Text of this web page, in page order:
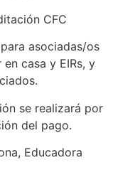
CFC
asociadas/os
casa y EIRs, y
se realizará por
del pago.
Educadora